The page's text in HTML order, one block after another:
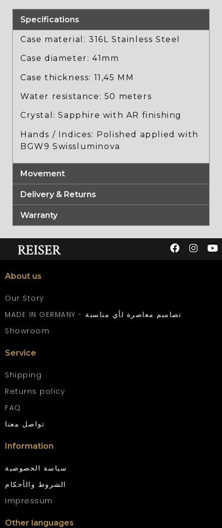
Specifications
Case material: 316L Stainless Steel
Case diameter: 41mm
Case thickness: 11,45 MM
Water resistance: 50 meters
Crystal: Sapphire with AR finishing
Hands / Indices: Polished applied with
BGW9 Swissluminova
Movement
Delivery & Returns
Warranty
About us
Our Story
MADE IN GERMANY - تصاميم معاصرة لأي مناسبة
Showroom
Service
Shipping
Returns policy
FAQ
تواصل معنا
Information
سياسة الخصوصية
الشروط والأحكام
Impressum
Other languages